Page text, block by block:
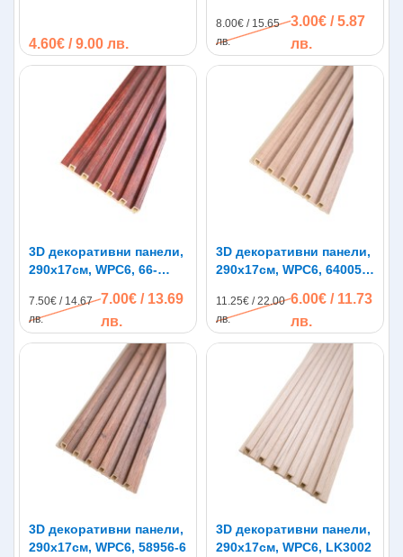
4.60€ / 9.00 лв.
8.00€ / 15.65
лв.
3.00€ / 5.87
лв.
3D декоративни панели,
290х17см, WPC6, 66-
7.50€ / 14.67
лв.
7.00€ / 13.69
лв.
3D декоративни панели,
290х17см, WPC6, 64005-
11.25€ / 22.00
лв.
6.00€ / 11.73
лв.
3D декоративни панели,
290х17см, WPC6, 58956-6
3D декоративни панели,
290х17см, WPC6, LK3002